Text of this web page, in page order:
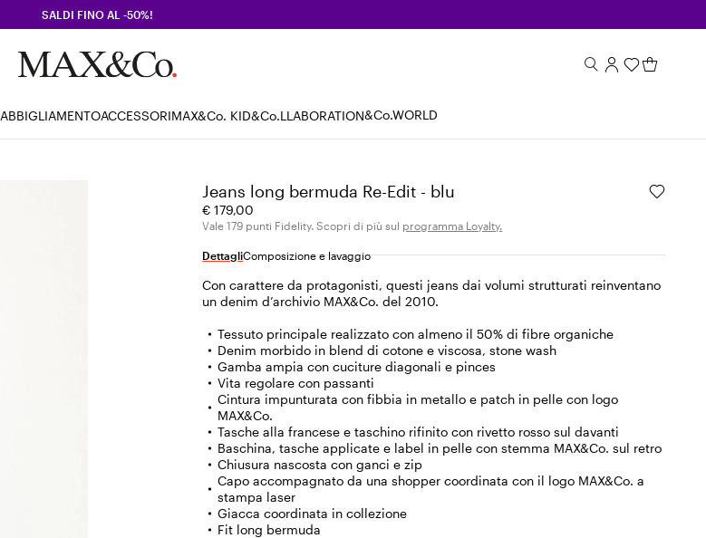
SALDI FINO AL -50%!
ABBIGLIAMENTOACCESSORIMAX&Co. KID&Co.LLABORATION&Co.WORLD
Jeans long bermuda Re-Edit - blu
€ 179,00
Vale 179 punti Fidelity. Scopri di più sul programma Loyalty.
DettagliComposizione e lavaggio
Con carattere da protagonisti, questi jeans dai volumi strutturati reinventano
un denim d’archivio MAX&Co. del 2010.
Tessuto principale realizzato con almeno il 50% di fibre organiche
Denim morbido in blend di cotone e viscosa, stone wash
Gamba ampia con cuciture diagonali e pinces
Vita regolare con passanti
Cintura impunturata con fibbia in metallo e patch in pelle con logo
MAX&Co.
Tasche alla francese e taschino rifinito con rivetto rosso sul davanti
Baschina, tasche applicate e label in pelle con stemma MAX&Co. sul retro
Chiusura nascosta con ganci e zip
Capo accompagnato da una shopper coordinata con il logo MAX&Co. a
stampa laser
Giacca coordinata in collezione
Fit long bermuda